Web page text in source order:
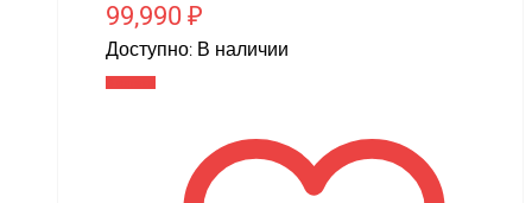
99,990 ₽
Доступно: В наличии